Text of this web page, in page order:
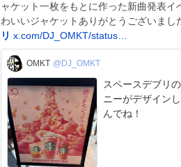
ャケット一枚をもとに作った新曲発表
わいいジャケットありがとうございまし
リ x.com/DJ_OMKT/status…
OMKT @DJ_OMKT
スペースデブリ
ニーがデザイン
んでね！